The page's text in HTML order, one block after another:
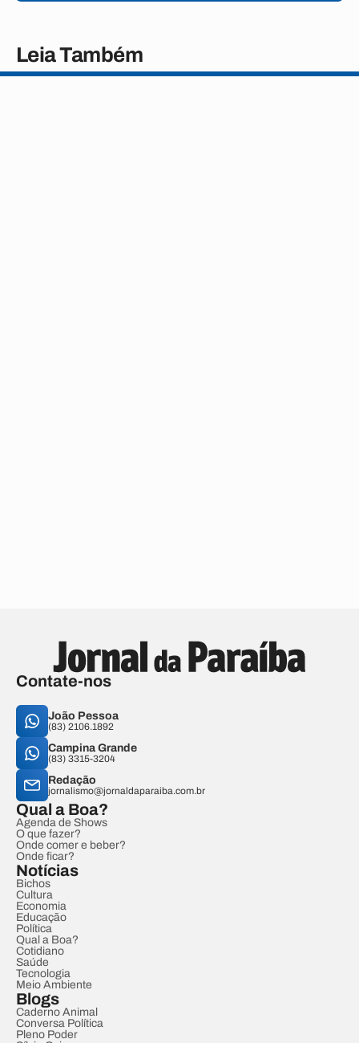
Leia Também
Contate-nos
João Pessoa
(83) 2106.1892
Campina Grande
(83) 3315-3204
Redação
jornalismo@jornaldaparaiba.com.br
Qual a Boa?
Agenda de Shows
O que fazer?
Onde comer e beber?
Onde ficar?
Notícias
Bichos
Cultura
Economia
Educação
Política
Qual a Boa?
Cotidiano
Saúde
Tecnologia
Meio Ambiente
Blogs
Caderno Animal
Conversa Política
Pleno Poder